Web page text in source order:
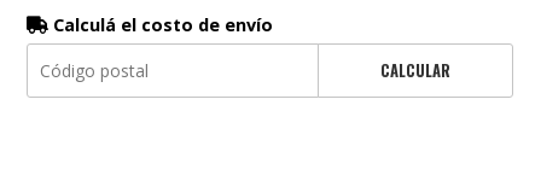
Calculá el costo de envío
CALCULAR